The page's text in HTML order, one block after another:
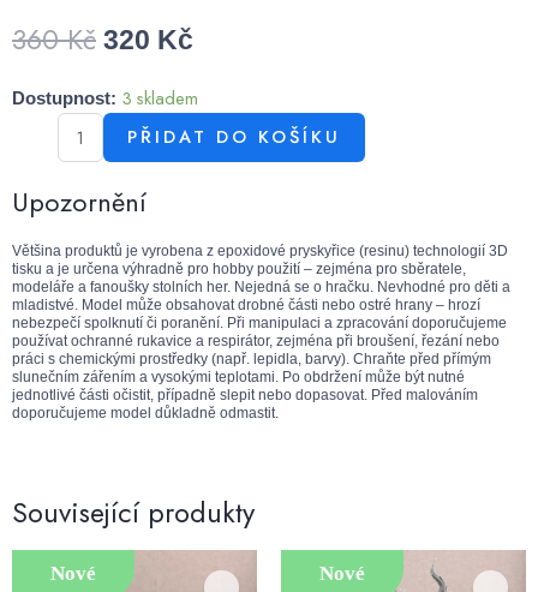
360Kč 320 Kč
Dostupnost: 3 skladem
PŘIDAT DO KOŠÍKU
Upozornění
Většina produktů je vyrobena z epoxidové pryskyřice (resinu) technologií 3D
tisku a je určena výhradně pro hobby použití – zejména pro sběratele,
modeláře a fanoušky stolních her. Nejedná se o hračku. Nevhodné pro děti a
mladistvé. Model může obsahovat drobné části nebo ostré hrany – hrozí
nebezpečí spolknutí či poranění. Při manipulaci a zpracování doporučujeme
používat ochranné rukavice a respirátor, zejména při broušení, řezání nebo
práci s chemickými prostředky (např. lepidla, barvy). Chraňte před přímým
slunečním zářením a vysokými teplotami. Po obdržení může být nutné
jednotlivé části očistit, případně slepit nebo dopasovat. Před malováním
doporučujeme model důkladně odmastit.
Související produkty
SlevaNové SlevaNové